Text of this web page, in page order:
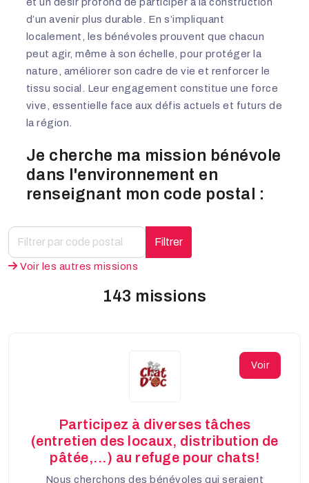
d’un avenir plus durable. En s’impliquant
localement, les bénévoles prouvent que chacun
peut agir, même à son échelle, pour protéger la
nature, améliorer son cadre de vie et renforcer le
tissu social. Leur engagement constitue une force
vive, essentielle face aux défis actuels et futurs de
la région.
Je cherche ma mission bénévole
dans l'environnement en
renseignant mon code postal :
Filtrer
Voir les autres missions
143 missions
Voir
Participez à diverses tâches
(entretien des locaux, distribution de
pâtée,...) au refuge pour chats!
Nous cherchons des bénévoles qui seraient